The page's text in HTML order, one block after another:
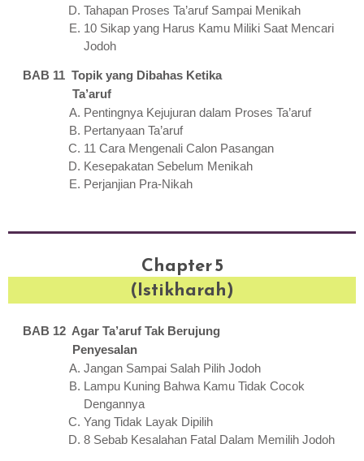
Tahapan Proses Ta’aruf Sampai Menikah
10 Sikap yang Harus Kamu Miliki Saat Mencari
Jodoh
BAB 11 Topik yang Dibahas Ketika
Ta’aruf
Pentingnya Kejujuran dalam Proses Ta’aruf
Pertanyaan Ta’aruf
11 Cara Mengenali Calon Pasangan
Kesepakatan Sebelum Menikah
Perjanjian Pra-Nikah
Chapter 5
(Istikharah)
BAB 12 Agar Ta’aruf Tak Berujung
Penyesalan
Jangan Sampai Salah Pilih Jodoh
Lampu Kuning Bahwa Kamu Tidak Cocok
Dengannya
Yang Tidak Layak Dipilih
8 Sebab Kesalahan Fatal Dalam Memilih Jodoh